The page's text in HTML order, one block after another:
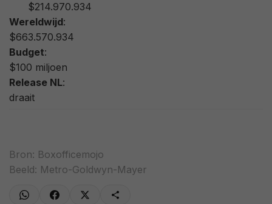
$214.970.934
Wereldwijd:
$663.570.934
Budget:
$100 miljoen
Release NL:
draait
Bron: Boxofficemojo
Beeld: Metro-Goldwyn-Mayer